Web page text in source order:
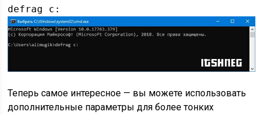
defrag c:
Теперь самое интересное — вы можете использовать
дополнительные параметры для более тонких